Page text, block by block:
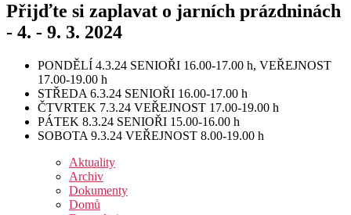
Přijďte si zaplavat o jarních prázdninách
- 4. - 9. 3. 2024
PONDĚLÍ 4.3.24 SENIOŘI 16.00-17.00 h, VEŘEJNOST
17.00-19.00 h
STŘEDA 6.3.24 SENIOŘI 16.00-17.00 h
ČTVRTEK 7.3.24 VEŘEJNOST 17.00-19.00 h
PÁTEK 8.3.24 SENIOŘI 15.00-16.00 h
SOBOTA 9.3.24 VEŘEJNOST 8.00-19.00 h
Aktuality
Archiv
Dokumenty
Domů